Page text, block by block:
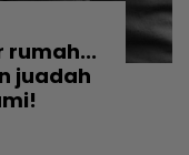
rumah...
juadah